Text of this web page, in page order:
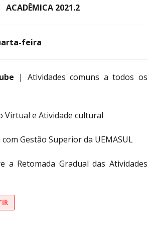
ACADÊMICA 2021.2
feira
| Atividades comuns a todos os
Virtual e Atividade cultural
Gestão Superior da UEMASUL
a Retomada Gradual das Atividades